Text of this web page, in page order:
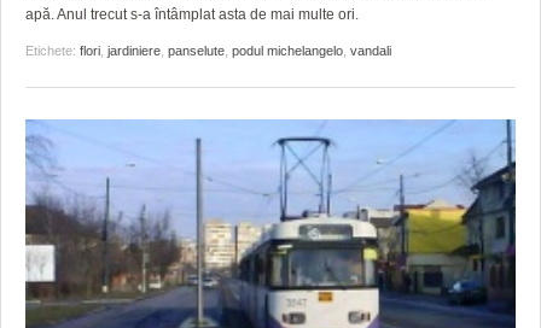
apă. Anul trecut s-a întâmplat asta de mai multe ori.
Etichete: flori jardiniere panselute podul michelangelo vandali